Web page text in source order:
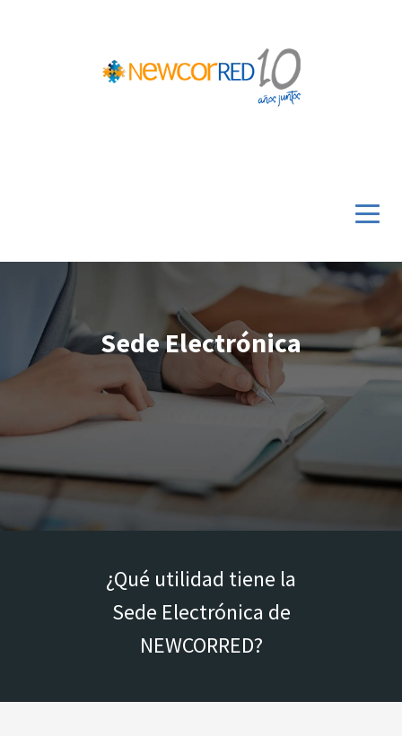
Sede Electrónica
¿Qué utilidad tiene la
Sede Electrónica de
NEWCORRED?